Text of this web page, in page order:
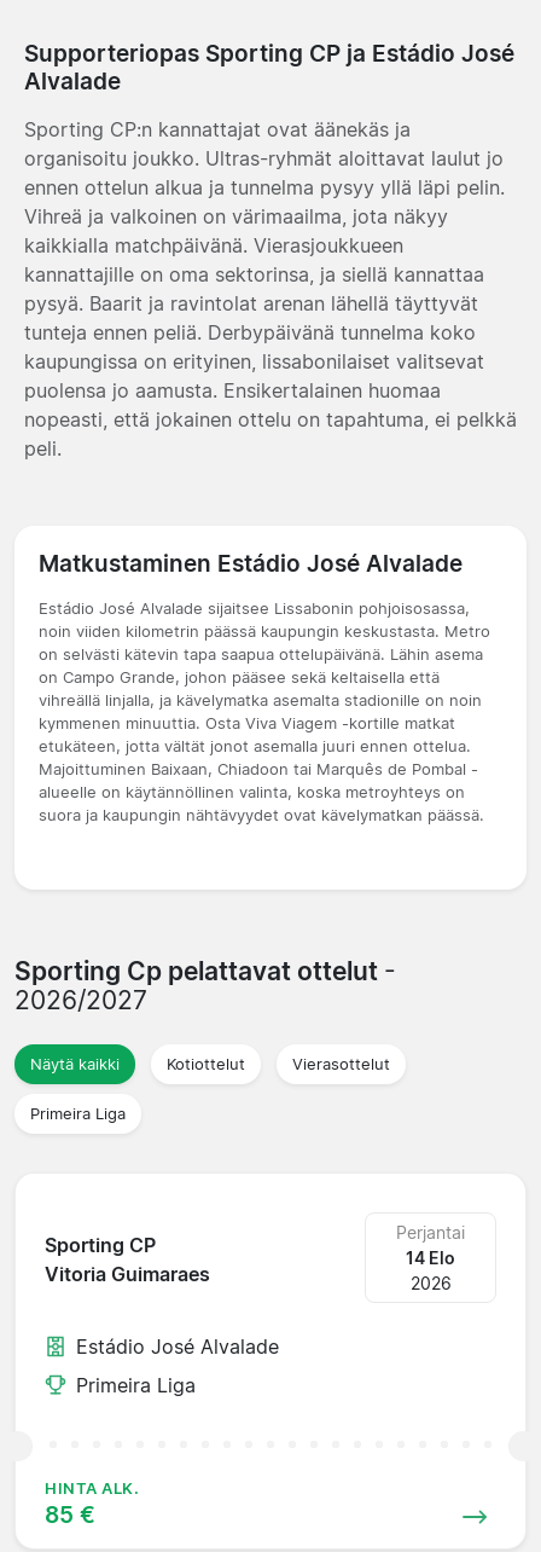
Supporteriopas Sporting CP ja Estádio José
Alvalade
Sporting CP:n kannattajat ovat äänekäs ja
organisoitu joukko. Ultras-ryhmät aloittavat laulut jo
ennen ottelun alkua ja tunnelma pysyy yllä läpi pelin.
Vihreä ja valkoinen on värimaailma, jota näkyy
kaikkialla matchpäivänä. Vierasjoukkueen
kannattajille on oma sektorinsa, ja siellä kannattaa
pysyä. Baarit ja ravintolat arenan lähellä täyttyvät
tunteja ennen peliä. Derbypäivänä tunnelma koko
kaupungissa on erityinen, lissabonilaiset valitsevat
puolensa jo aamusta. Ensikertalainen huomaa
nopeasti, että jokainen ottelu on tapahtuma, ei pelkkä
peli.
Matkustaminen Estádio José Alvalade
Estádio José Alvalade sijaitsee Lissabonin pohjoisosassa,
noin viiden kilometrin päässä kaupungin keskustasta. Metro
on selvästi kätevin tapa saapua ottelupäivänä. Lähin asema
on Campo Grande, johon pääsee sekä keltaisella että
vihreällä linjalla, ja kävelymatka asemalta stadionille on noin
kymmenen minuuttia. Osta Viva Viagem -kortille matkat
etukäteen, jotta vältät jonot asemalla juuri ennen ottelua.
Majoittuminen Baixaan, Chiadoon tai Marquês de Pombal -
alueelle on käytännöllinen valinta, koska metroyhteys on
suora ja kaupungin nähtävyydet ovat kävelymatkan päässä.
Sporting Cp pelattavat ottelut -
2026/2027
Näytä kaikki Kotiottelut Vierasottelut
Primeira Liga
Sporting CP
Vitoria Guimaraes
Perjantai
14 Elo
2026
Estádio José Alvalade
Primeira Liga
HINTA ALK.
85 €